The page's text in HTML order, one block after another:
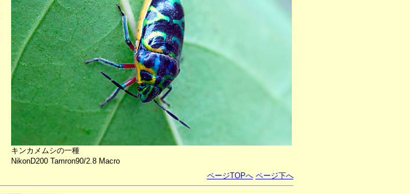
キンカメムシの一種
NikonD200 Tamron90/2.8 Macro
ページTOPへ ページ下へ